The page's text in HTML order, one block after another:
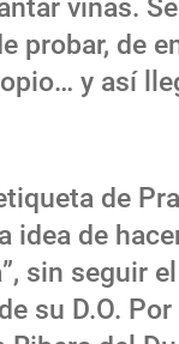
viñas.
probar, de
y así
de
idea de
sin seguir
su D.O.